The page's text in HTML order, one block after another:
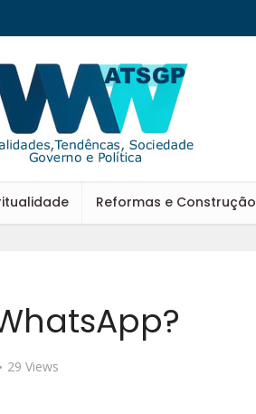
Reformas e Construção
29 Views